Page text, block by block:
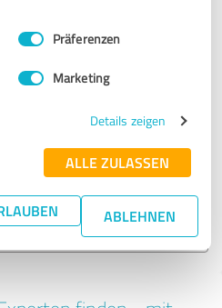
Präferenzen
Marketing
Details zeigen
ALLE ZULASSEN
ABLEHNEN
zu weiteren